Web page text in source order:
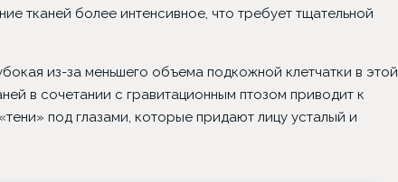
тканей более интенсивное, что требует тщательной
из-за меньшего объема подкожной клетчатки в этой
в сочетании с гравитационным птозом приводит к
под глазами, которые придают лицу усталый и